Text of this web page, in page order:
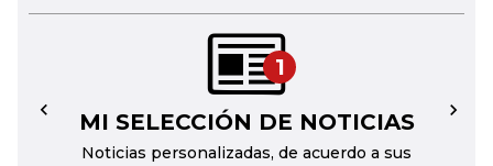
1
MI SELECCIÓN DE NOTICIAS
Noticias personalizadas, de acuerdo a sus
← →